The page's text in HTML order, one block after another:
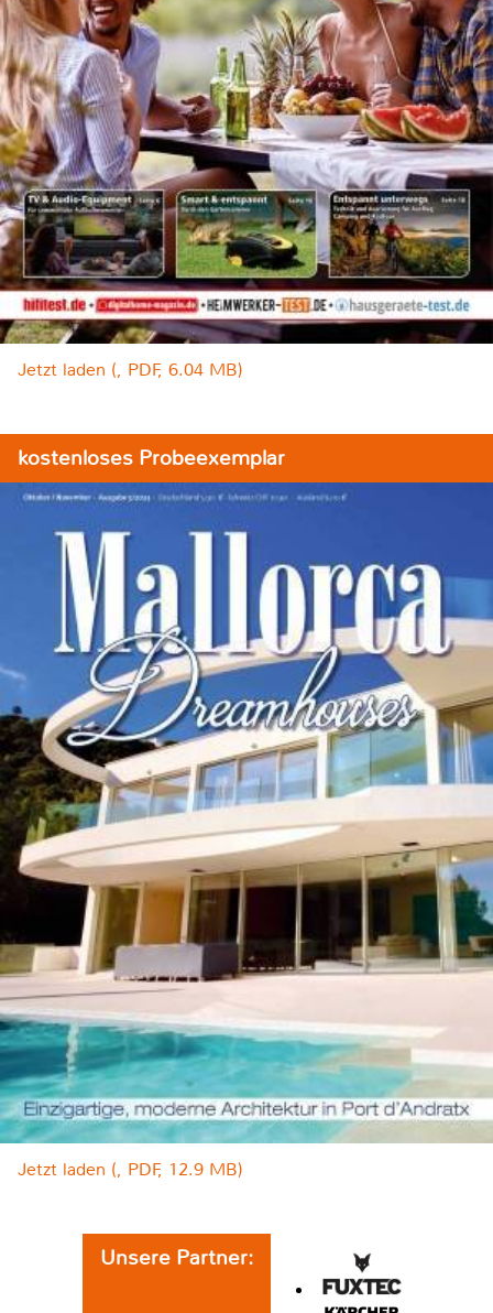
Jetzt laden (, PDF, 6.04 MB)
kostenloses Probeexemplar
Jetzt laden (, PDF, 12.9 MB)
Unsere Partner: